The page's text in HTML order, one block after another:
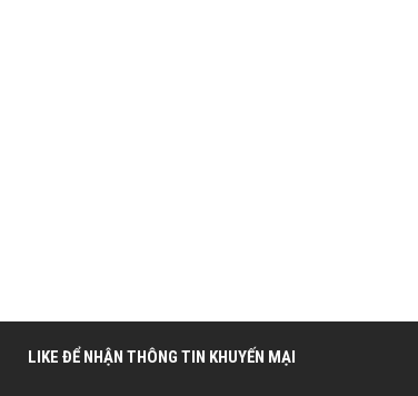
LIKE ĐỂ NHẬN THÔNG TIN KHUYẾN MẠI